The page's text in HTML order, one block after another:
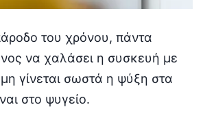
του χρόνου, πάντα
να χαλάσει η συσκευή με
γίνεται σωστά η ψύξη στα
στο ψυγείο.